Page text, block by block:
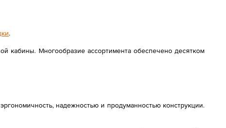
.
кабины. Многообразие ассортимента обеспечено десятком
надежностью и продуманностью конструкции.